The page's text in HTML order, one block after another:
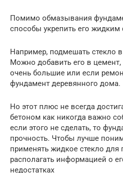
Помимо обмазывания
способы укрепить его жидким
Например, подмешать стекло
Можно добавить его в
очень большие или если
фундамент деревянного дома.
Но этот плюс не всегда
бетоном как никогда важно
если этого не сделать, то
прочность. Чтобы лучше
применять жидкое стекло для
располагать информацией о
недостатках